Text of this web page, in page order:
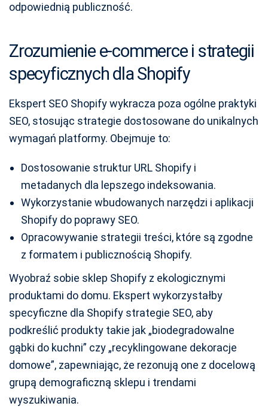
odpowiednią publiczność.
Zrozumienie e-commerce i strategii
specyficznych dla Shopify
Ekspert SEO Shopify wykracza poza ogólne praktyki
SEO, stosując strategie dostosowane do unikalnych
wymagań platformy. Obejmuje to:
Dostosowanie struktur URL Shopify i
metadanych dla lepszego indeksowania.
Wykorzystanie wbudowanych narzędzi i aplikacji
Shopify do poprawy SEO.
Opracowywanie strategii treści, które są zgodne
z formatem i publicznością Shopify.
Wyobraź sobie sklep Shopify z ekologicznymi
produktami do domu. Ekspert wykorzystałby
specyficzne dla Shopify strategie SEO, aby
podkreślić produkty takie jak „biodegradowalne
gąbki do kuchni” czy „recyklingowane dekoracje
domowe”, zapewniając, że rezonują one z docelową
grupą demograficzną sklepu i trendami
wyszukiwania.